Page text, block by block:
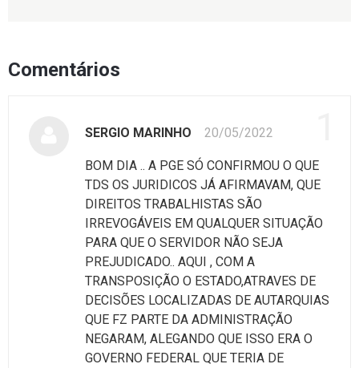
Comentários
SERGIO MARINHO 20/05/2022
BOM DIA .. A PGE SÓ CONFIRMOU O QUE
TDS OS JURIDICOS JÁ AFIRMAVAM, QUE
DIREITOS TRABALHISTAS SÃO
IRREVOGÁVEIS EM QUALQUER SITUAÇÃO
PARA QUE O SERVIDOR NÃO SEJA
PREJUDICADO.. AQUI , COM A
TRANSPOSIÇÃO O ESTADO,ATRAVES DE
DECISÕES LOCALIZADAS DE AUTARQUIAS
QUE FZ PARTE DA ADMINISTRAÇÃO
NEGARAM, ALEGANDO QUE ISSO ERA O
GOVERNO FEDERAL QUE TERIA DE